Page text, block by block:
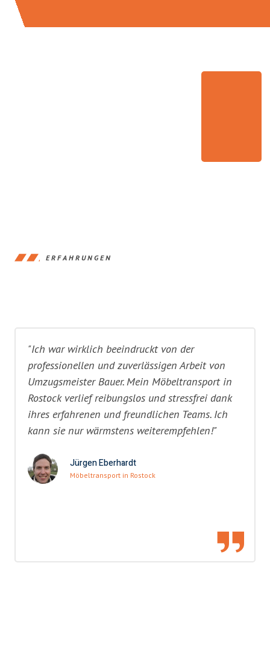
ERFAHRUNGEN
"Ich war wirklich beeindruckt von der
professionellen und zuverlässigen Arbeit von
Umzugsmeister Bauer. Mein Möbeltransport in
Rostock verlief reibungslos und stressfrei dank
ihres erfahrenen und freundlichen Teams. Ich
kann sie nur wärmstens weiterempfehlen!"
Jürgen Eberhardt
Möbeltransport in Rostock